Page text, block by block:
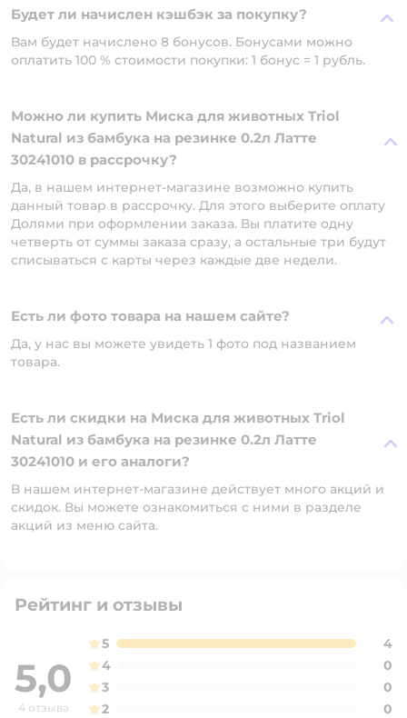
Будет ли начислен кэшбэк за покупку?
Вам будет начислено 8 бонусов. Бонусами можно
оплатить 100 % стоимости покупки: 1 бонус = 1 рубль.
Можно ли купить Миска для животных Triol
Natural из бамбука на резинке 0.2л Латте
30241010 в рассрочку?
Да, в нашем интернет-магазине возможно купить
данный товар в рассрочку. Для этого выберите оплату
Долями при оформлении заказа. Вы платите одну
четверть от суммы заказа сразу, а остальные три будут
списываться с карты через каждые две недели.
Есть ли фото товара на нашем сайте?
Да, у нас вы можете увидеть 1 фото под названием
товара.
Есть ли скидки на Миска для животных Triol
Natural из бамбука на резинке 0.2л Латте
30241010 и его аналоги?
В нашем интернет-магазине действует много акций и
скидок. Вы можете ознакомиться с ними в разделе
акций из меню сайта.
Рейтинг и отзывы
5,0
4 отзыва
5
4
4
0
3
0
2
0